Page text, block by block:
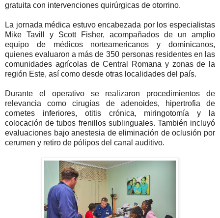
gratuita con intervenciones quirúrgicas de otorrino.
La jornada médica estuvo encabezada por los especialistas
Mike Tavill y Scott Fisher, acompañados de un amplio
equipo de médicos norteamericanos y dominicanos,
quienes evaluaron a más de 350 personas residentes en las
comunidades agrícolas de Central Romana y zonas de la
región Este, así como desde otras localidades del país.
Durante el operativo se realizaron procedimientos de
relevancia como cirugías de adenoides, hipertrofia de
cornetes inferiores, otitis crónica, miringotomía y la
colocación de tubos frenillos sublinguales. También incluyó
evaluaciones bajo anestesia de eliminación de oclusión por
cerumen y retiro de pólipos del canal auditivo.